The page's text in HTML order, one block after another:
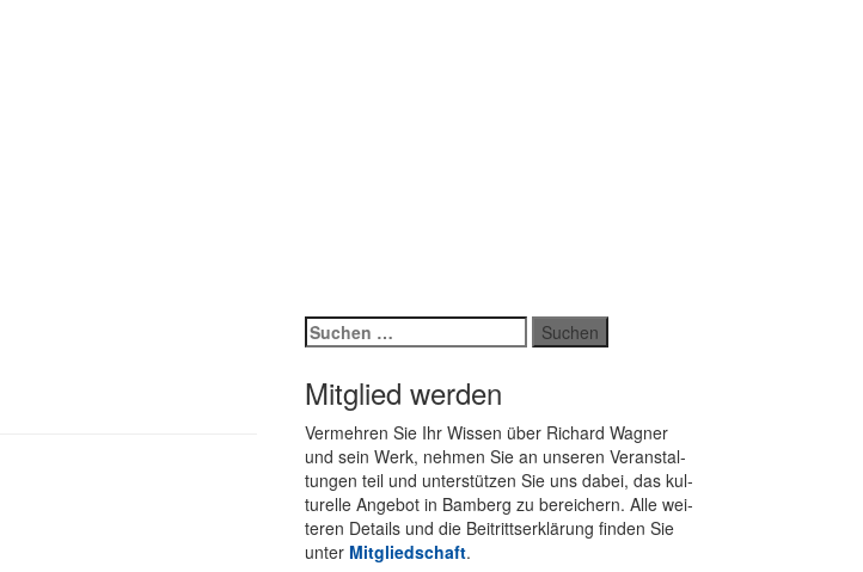
Suchen
nach:
Mitglied werden
Ver­meh­ren Sie Ihr Wis­sen über Ri­chard Wag­ner
und sein Werk, neh­men Sie an un­se­ren Ver­an­stal­
tun­gen teil und un­ter­stüt­zen Sie uns da­bei, das kul­
tu­rel­le An­ge­bot in Bam­berg zu be­rei­chern. Alle wei­
te­ren De­tails und die Bei­tritts­er­klä­rung fin­den Sie
un­ter Mit­glied­schaft.